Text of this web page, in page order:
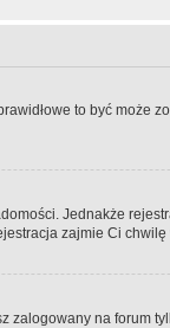
to być może
Jednakże
zajmie Ci
zalogowany na forum